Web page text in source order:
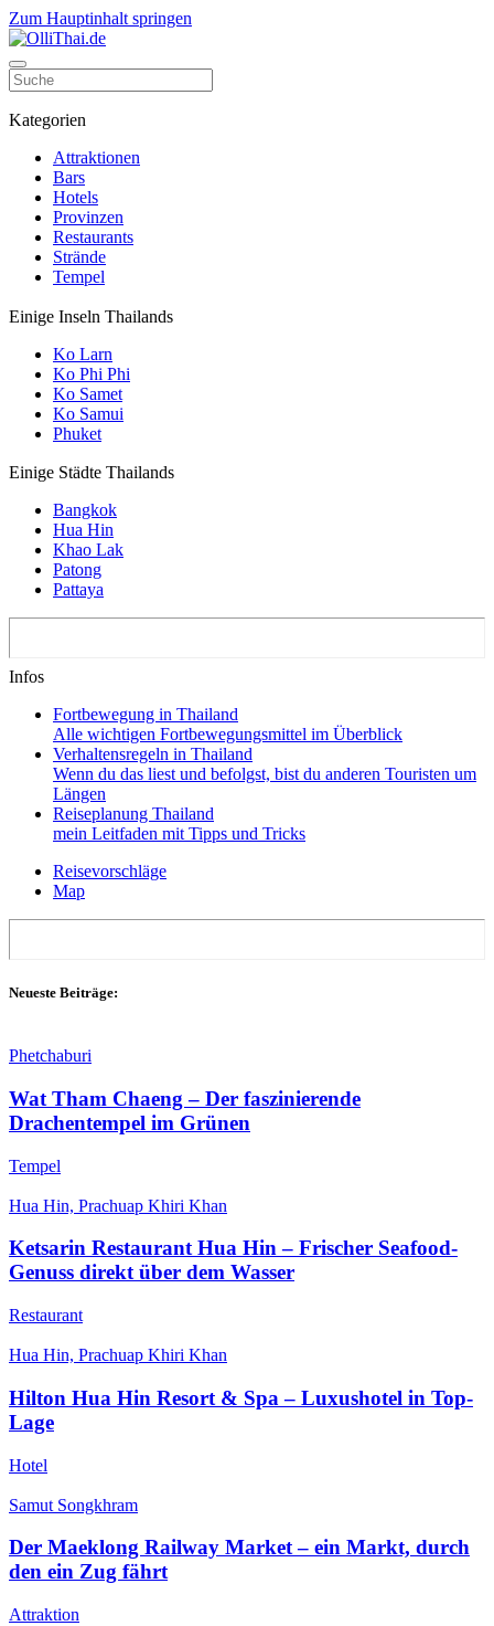
Zum Hauptinhalt springen
Kategorien
Attraktionen
Bars
Hotels
Provinzen
Restaurants
Strände
Tempel
Einige Inseln Thailands
Ko Larn
Ko Phi Phi
Ko Samet
Ko Samui
Phuket
Einige Städte Thailands
Bangkok
Hua Hin
Khao Lak
Patong
Pattaya
Infos
Fortbewegung in Thailand
Alle wichtigen Fortbewegungsmittel im Überblick
Verhaltensregeln in Thailand
Wenn du das liest und befolgst, bist du anderen Touristen um
Längen
Reiseplanung Thailand
mein Leitfaden mit Tipps und Tricks
Reisevorschläge
Map
Neueste Beiträge:
Phetchaburi
Wat Tham Chaeng – Der faszinierende
Drachentempel im Grünen
Tempel
Hua Hin, Prachuap Khiri Khan
Ketsarin Restaurant Hua Hin – Frischer Seafood-
Genuss direkt über dem Wasser
Restaurant
Hua Hin, Prachuap Khiri Khan
Hilton Hua Hin Resort & Spa – Luxushotel in Top-
Lage
Hotel
Samut Songkhram
Der Maeklong Railway Market – ein Markt, durch
den ein Zug fährt
Attraktion